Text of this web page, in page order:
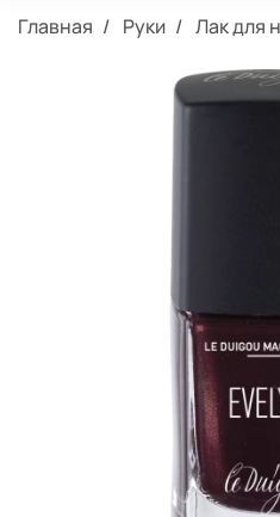
Главная Руки Лак для